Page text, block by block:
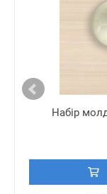
Набір